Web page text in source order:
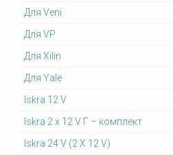
Для Veni
Для VP
Для Xilin
Для Yale
Iskra 12 V
Iskra 2 x 12 V Г – комплект
Iskra 24 V (2 X 12 V)